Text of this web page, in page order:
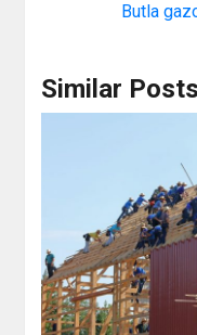
Butla
Similar Posts